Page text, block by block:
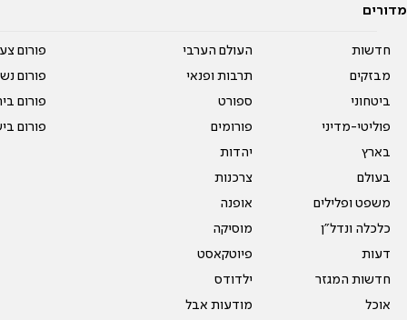
מדורים
חדשות
מבזקים
ביטחוני
פוליטי-מדיני
בארץ
בעולם
משפט ופלילים
כלכלה ונדל"ן
דעות
חדשות המגזר
אוכל
העולם הערבי
תרבות ופנאי
ספורט
פורומים
יהדות
צרכנות
אופנה
מוסיקה
פיוטקאסט
ילדודס
מודעות אבל
פורום
פורום
פורום
פורום